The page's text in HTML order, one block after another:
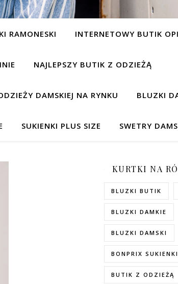
RAMONESKI INTERNETOWY BUTIK
NAJLEPSZY BUTIK Z ODZIEŻĄ
DAMSKIEJ NA RYNKU BLUZKI
SUKIENKI PLUS SIZE SWETRY
KURTKI NA
BLUZKI BUTIK
BLUZKI DAMKIE
BLUZKI DAMSKI
BONPRIX SUKIENKI
BUTIK Z ODZIEŻĄ